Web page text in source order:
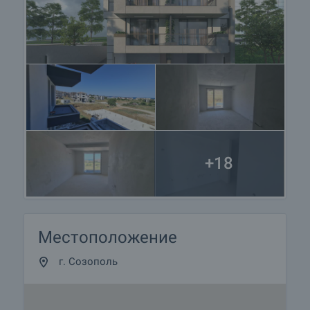
документов для заключения предварительного
и окончательного контракта. Пожалуйста,
свяжитесь с ответственным брокером по
данному объекту недвижимости для получения
подробной информации о процедуре покупки и
порядке оплаты.
+18
Местоположение
г. Созополь